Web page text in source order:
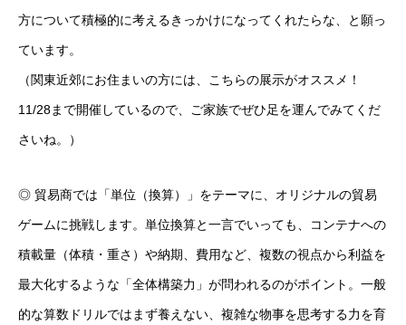
方について積極的に考えるきっかけになってくれたらな、と願っ
ています。
（関東近郊にお住まいの方には、こちらの展示がオススメ！
11/28まで開催しているので、ご家族でぜひ足を運んでみてくだ
さいね。）
◎ 貿易商では「単位（換算）」をテーマに、オリジナルの貿易
ゲームに挑戦します。単位換算と一言でいっても、コンテナへの
積載量（体積・重さ）や納期、費用など、複数の視点から利益を
最大化するような「全体構築力」が問われるのがポイント。一般
的な算数ドリルではまず養えない、複雑な物事を思考する力を育